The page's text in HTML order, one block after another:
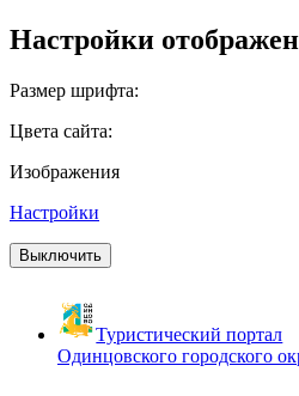
Настройки
Размер шрифта:
Цвета сайта:
Изображения
Настройки
Выключить
Туристический портал
Одинцовского городского